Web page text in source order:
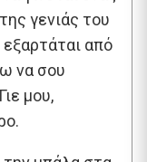
γενιάς του
από
να σου
μου,